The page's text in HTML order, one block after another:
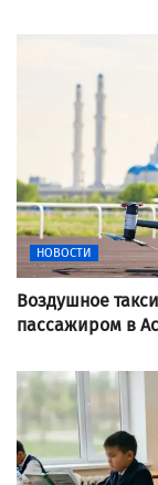
НОВОСТИ
Воздушное
пассажиром в